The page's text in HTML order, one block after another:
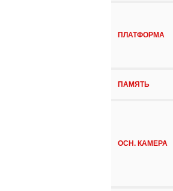
ПЛАТФОРМА
ПАМЯТЬ
ОСН. КАМЕРА